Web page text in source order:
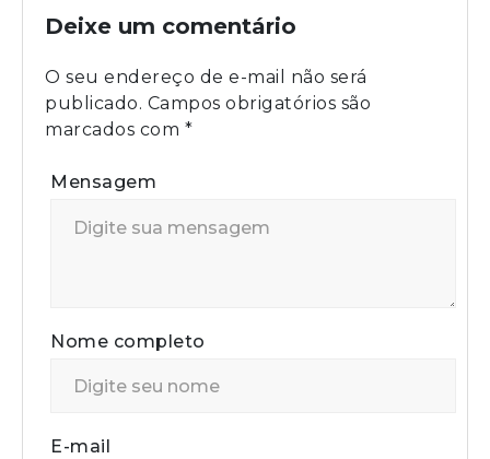
Deixe um comentário
O seu endereço de e-mail não será
publicado. Campos obrigatórios são
marcados com *
Mensagem
Nome completo
E-mail